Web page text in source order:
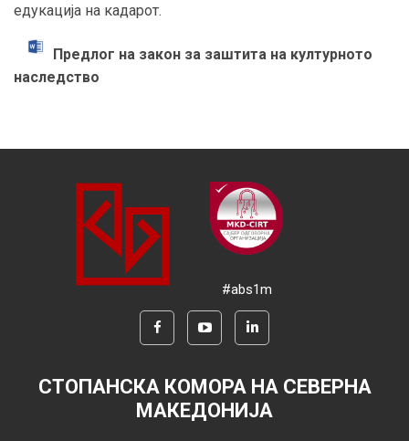
едукација на кадарот.
Предлог на закон за заштита на културното
наследство
#abs1m
СТОПАНСКА КОМОРА НА СЕВЕРНА
МАКЕДОНИЈА